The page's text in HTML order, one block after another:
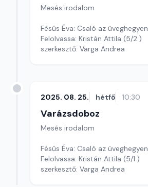
Mesés irodalom
Fésűs Éva: Csaló az üveghegyen
Felolvassa: Kristán Attila (5/2.)
szerkesztő: Varga Andrea
2025. 08. 25. hétfő 10:30
Varázsdoboz
Mesés irodalom
Fésűs Éva: Csaló az üveghegyen
Felolvassa: Kristán Attila (5/1.)
szerkesztő: Varga Andrea